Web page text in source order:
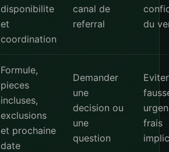
disponibilite
et
coordination
canal de
referral
du
Formule,
pieces
incluses,
exclusions
et prochaine
date
Demander
une
decision ou
une
question
frais